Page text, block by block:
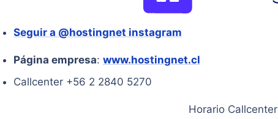
Seguir a @hostingnet instagram
Página empresa:www.hostingnet.cl
Callcenter +56 2 2840 5270
Horario Callcenter